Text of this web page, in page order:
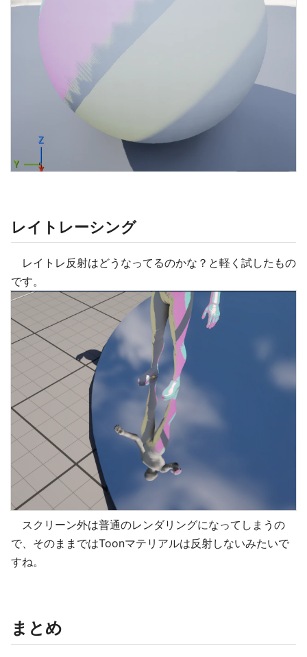
レイトレーシング
レイトレ反射はどうなってるのかな？と軽く試したもの
です。
スクリーン外は普通のレンダリングになってしまうの
で、そのままではToonマテリアルは反射しないみたいで
すね。
まとめ